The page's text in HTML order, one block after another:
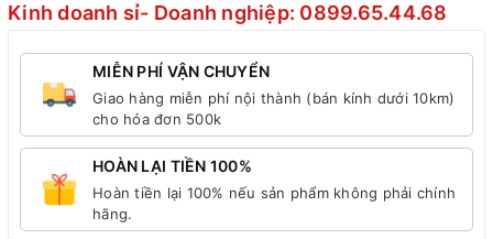
Kinh doanh sỉ- Doanh nghiệp: 0899.65.44.68
MIỄN PHÍ VẬN CHUYỂN
Giao hàng miễn phí nội thành (bán kính dưới 10km)
cho hóa đơn 500k
HOÀN LẠI TIỀN 100%
Hoàn tiền lại 100% nếu sản phẩm không phải chính
hãng.